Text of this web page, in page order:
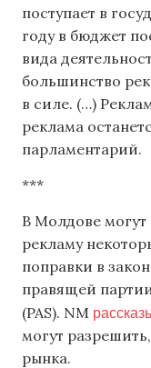
поступает в
году в бюджет
вида
большинство
в силе. (…)
реклама
парламентарий.
***
В Молдове могут
рекламу
поправки в
правящей
(PAS). NM
могут
рынка.